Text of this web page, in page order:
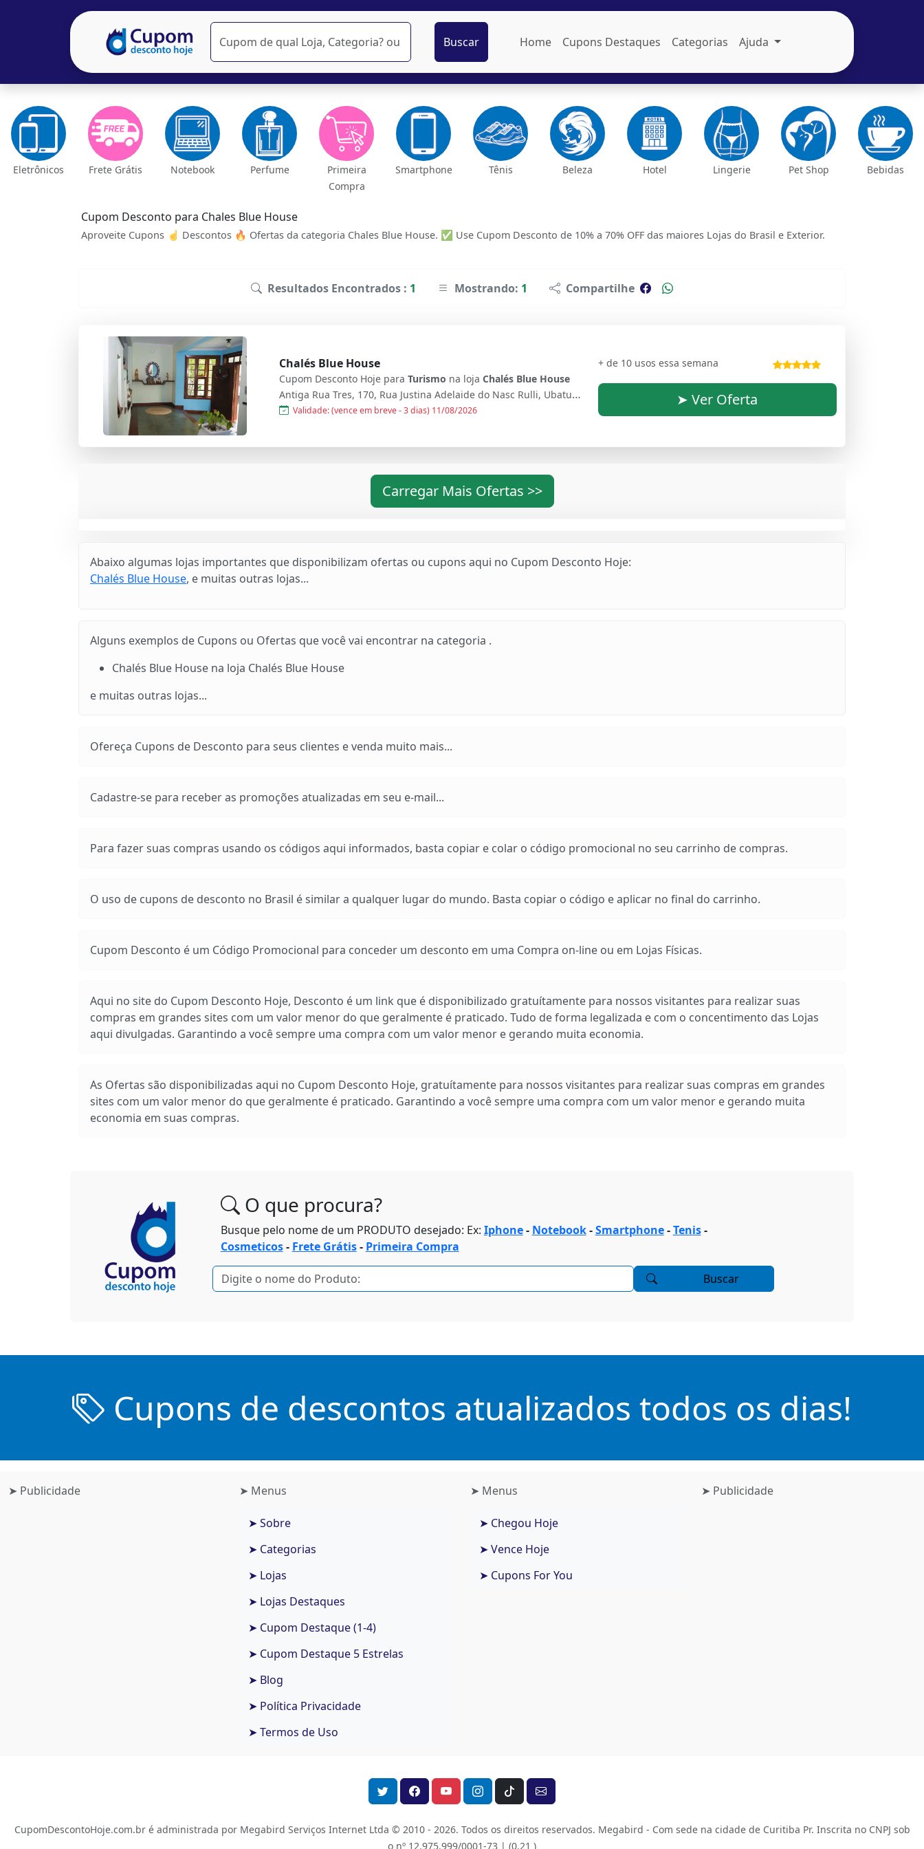
Buscar Home Cupons Destaques Categorias Ajuda
Eletrônicos Frete Grátis Notebook Perfume
Primeira
Compra
Smartphone Tênis Beleza Hotel Lingerie Pet Shop Bebidas
Cupom Desconto para Chales Blue House
Aproveite Cupons ☝ Descontos 🔥 Ofertas da categoria Chales Blue House. ✅ Use Cupom Desconto de 10% a 70% OFF das maiores Lojas do Brasil e Exterior.
Resultados Encontrados : 1 Mostrando: 1 Compartilhe
Chalés Blue House
Cupom Desconto Hoje para Turismo na loja Chalés Blue House
Antiga Rua Tres, 170, Rua Justina Adelaide do Nasc Rulli, Ubatuba, Sao Paulo, 11680-000, Brasil
Validade: (vence em breve - 3 dias) 11/08/2026
+ de 10 usos essa semana
➤ Ver Oferta
Carregar Mais Ofertas >>
Abaixo algumas lojas importantes que disponibilizam ofertas ou cupons aqui no Cupom Desconto Hoje:
Chalés Blue House, e muitas outras lojas...
Alguns exemplos de Cupons ou Ofertas que você vai encontrar na categoria .
Chalés Blue House na loja Chalés Blue House
e muitas outras lojas...
Ofereça Cupons de Desconto para seus clientes e venda muito mais...
Cadastre-se para receber as promoções atualizadas em seu e-mail...
Para fazer suas compras usando os códigos aqui informados, basta copiar e colar o código promocional no seu carrinho de compras.
O uso de cupons de desconto no Brasil é similar a qualquer lugar do mundo. Basta copiar o código e aplicar no final do carrinho.
Cupom Desconto é um Código Promocional para conceder um desconto em uma Compra on-line ou em Lojas Físicas.
Aqui no site do Cupom Desconto Hoje, Desconto é um link que é disponibilizado gratuítamente para nossos visitantes para realizar suas
compras em grandes sites com um valor menor do que geralmente é praticado. Tudo de forma legalizada e com o concentimento das Lojas
aqui divulgadas. Garantindo a você sempre uma compra com um valor menor e gerando muita economia.
As Ofertas são disponibilizadas aqui no Cupom Desconto Hoje, gratuítamente para nossos visitantes para realizar suas compras em grandes
sites com um valor menor do que geralmente é praticado. Garantindo a você sempre uma compra com um valor menor e gerando muita
economia em suas compras.
O que procura?
Busque pelo nome de um PRODUTO desejado: Ex: Iphone- Notebook-Smartphone-Tenis-
Cosmeticos- Frete Grátis- Primeira Compra
Buscar
Cupons de descontos atualizados todos os dias!
➤ Publicidade ➤ Menus
➤ Sobre
➤ Categorias
➤ Lojas
➤ Lojas Destaques
➤ Cupom Destaque (1-4)
➤ Cupom Destaque 5 Estrelas
➤ Blog
➤ Política Privacidade
➤ Termos de Uso
➤ Menus
➤ Chegou Hoje
➤ Vence Hoje
➤ Cupons For You
➤ Publicidade
CupomDescontoHoje.com.br é administrada por Megabird Serviços Internet Ltda © 2010 - 2026. Todos os direitos reservados. Megabird - Com sede na cidade de Curitiba Pr. Inscrita no CNPJ sob
o nº 12.975.999/0001-73 | (0.21 )